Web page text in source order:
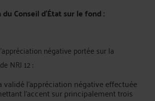
Conseil d'État sur le fond :
négative portée sur la
NRJ 12 :
validé l'appréciation négative effectuée
l’accent sur principalement trois